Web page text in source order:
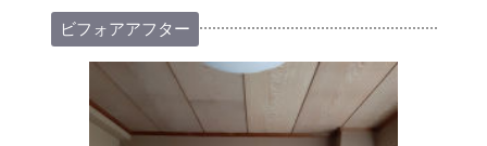
ビフォアアフター